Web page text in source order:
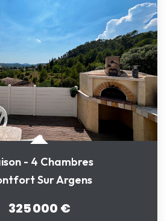
- 4 Chambres
Sur Argens
325 000 €